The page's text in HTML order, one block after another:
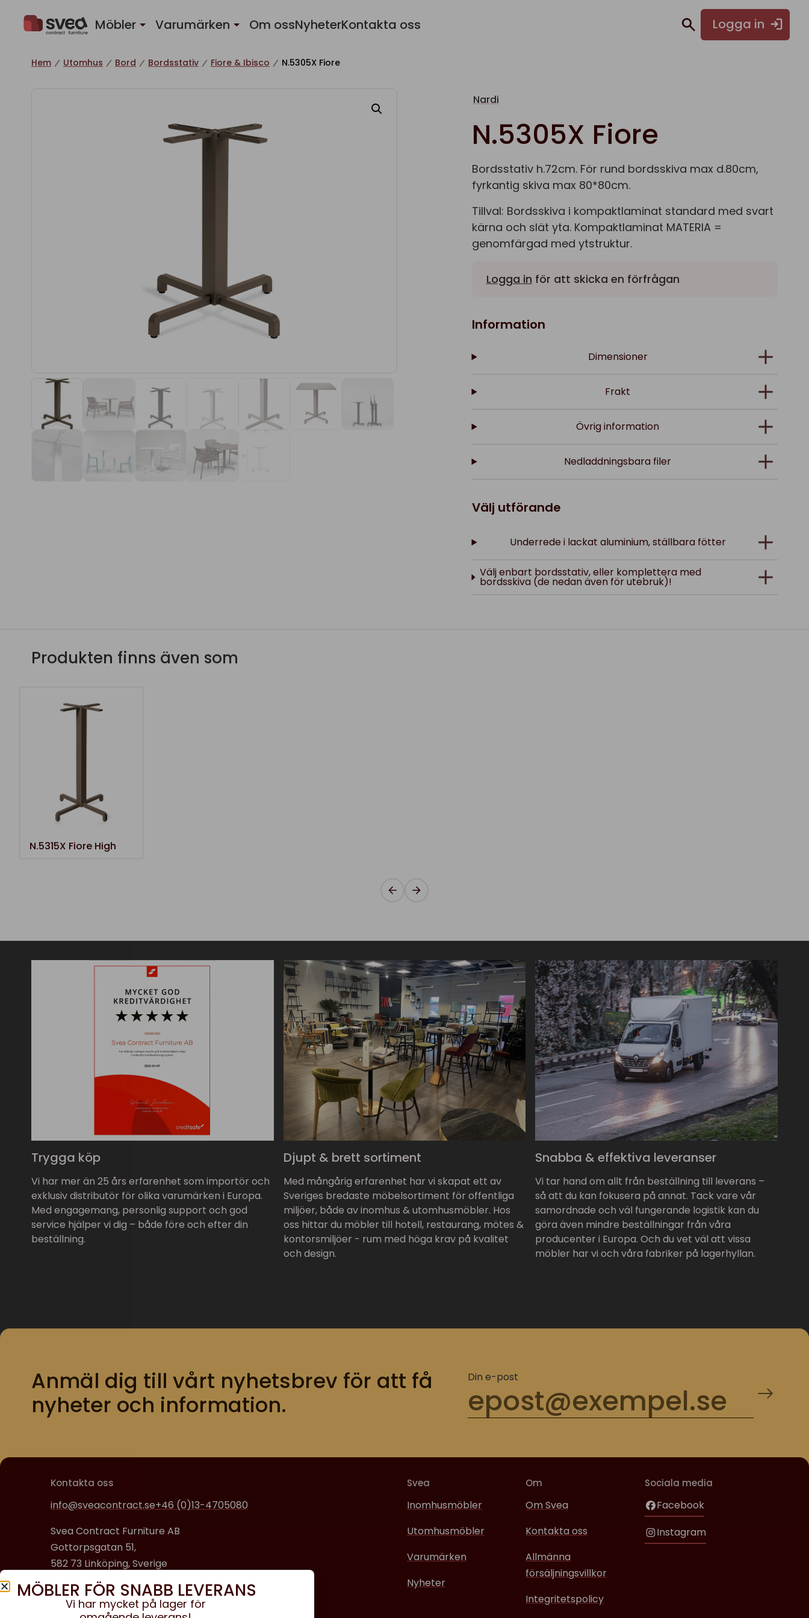
Möbler Varumärken Om ossNyheterKontakta oss Logga in
Hem Utomhus Bord Bordsstativ Fiore & Ibisco N.5305X Fiore
Nardi
N.5305X Fiore
Bordsstativ h.72cm. För rund bordsskiva max d.80cm,
fyrkantig skiva max 80*80cm.
Tillval: Bordsskiva i kompaktlaminat standard med svart
kärna och slät yta. Kompaktlaminat MATERIA =
genomfärgad med ytstruktur.
Logga in för att skicka en förfrågan
Information
Dimensioner
Frakt
Övrig information
Nedladdningsbara filer
Välj utförande
Underrede i lackat aluminium, ställbara fötter
Välj enbart bordsstativ, eller komplettera med
bordsskiva (de nedan även för utebruk)!
Produkten finns även som
N.5315X Fiore High
Trygga köp
Vi har mer än 25 års erfarenhet som importör och
exklusiv distributör för olika varumärken i Europa.
Med engagemang, personlig support och god
service hjälper vi dig – både före och efter din
beställning.
Djupt & brett sortiment
Med mångårig erfarenhet har vi skapat ett av
Sveriges bredaste möbelsortiment för offentliga
miljöer, både av inomhus & utomhusmöbler. Hos
oss hittar du möbler till hotell, restaurang, mötes &
kontorsmiljöer - rum med höga krav på kvalitet
och design.
Snabba & effektiva leveranser
Vi tar hand om allt från beställning till leverans –
så att du kan fokusera på annat. Tack vare vår
samordnade och väl fungerande logistik kan du
göra även mindre beställningar från våra
producenter i Europa. Och du vet väl att vissa
möbler har vi och våra fabriker på lagerhyllan.
Anmäl dig till vårt nyhetsbrev för att få
nyheter och information.
Din e-post
Kontakta oss
info@sveacontract.se+46 (0)13-4705080
Svea Contract Furniture AB
Gottorpsgatan 51,
582 73 Linköping, Sverige
Organisationsnummer:
556608-0650
Svea
Inomhusmöbler
Utomhusmöbler
Varumärken
Nyheter
Om
Om Svea
Kontakta oss
Allmänna
försäljningsvillkor
Integritetspolicy
Sociala media
Facebook
Instagram
MÖBLER FÖR SNABB LEVERANS
Vi har mycket på lager för